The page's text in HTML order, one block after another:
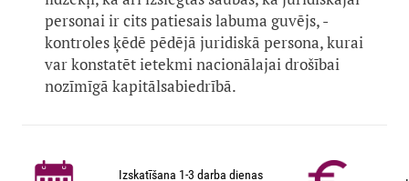
personai ir cits patiesais labuma guvējs, -
kontroles ķēdē pēdējā juridiskā persona, kurai
var konstatēt ietekmi nacionālajai drošībai
nozīmīgā kapitālsabiedrībā.
Izskatīšana 1-3 darba dienas